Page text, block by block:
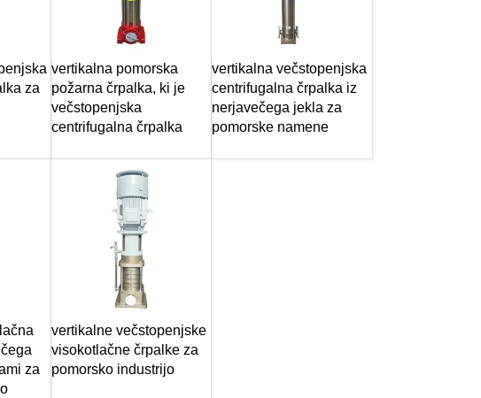
za
vertikalna pomorska
požarna črpalka, ki je
večstopenjska
centrifugalna črpalka
vertikalna večstopenjska
centrifugalna črpalka iz
nerjavečega jekla za
pomorske namene
za
vertikalne večstopenjske
visokotlačne črpalke za
pomorsko industrijo